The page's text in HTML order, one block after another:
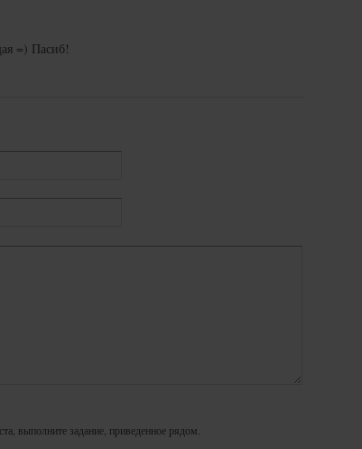
=) Пасиб!
выполните задание, приведенное рядом.